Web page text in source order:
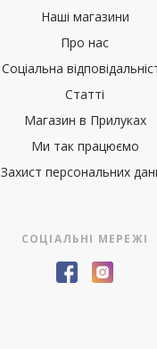
Наші магазини
Про нас
Соціальна
Статті
Магазин в Прилуках
Ми так працюємо
Захист персональних
СОЦІАЛЬНІ МЕРЕЖІ